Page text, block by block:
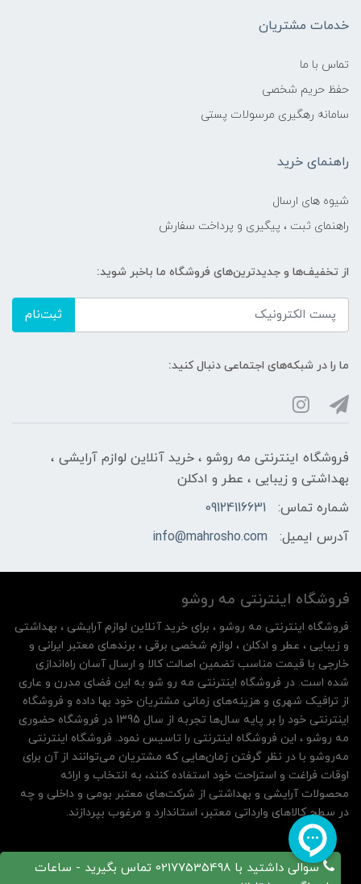
خدمات مشتریان
تماس با ما
حفظ حریم شخصی
سامانه رهگیری مرسولات پستی
راهنمای خرید
شیوه های ارسال
راهنمای ثبت ، پیگیری و پرداخت سفارش
از تخفیف‌ها و جدیدترین‌های فروشگاه ما باخبر شوید:
ثبت‌نام
ما را در شبکه‌های اجتماعی دنبال کنید:
فروشگاه اینترنتی مه‌ رو‌شو ، خرید آنلاین لوازم آرایشی ،
بهداشتی و زیبایی ، عطر و ادکلن
شماره تماس:
09124116631
آدرس ایمیل:
info@mahrosho.com
سوالی داشتید با 02177535498 تماس بگیرید - ساعات
فروشگاه اینترنتی مه‌ رو‌شو
فروشگاه اینترنتی مه‌ رو‌شو ، برای خرید آنلاین لوازم آرایشی ، بهداشتی
و زیبایی ، عطر و ادکلن ، لوازم شخصی برقی ، برندهای معتبر ایرانی و
خارجی با قیمت مناسب تضمین اصالت کالا و ارسال آسان راه‌اندازی
شده است. در فروشگاه اینترنتی مه رو شو به این فضای مدرن و عاری
از ترافیک شهری و هزینه‌های زمانی مشتریان خود بها داده و فروشگاه
اینترنتی خود را بر پایه سال‌ها تجربه از سال 1395 در فروشگاه حضوری
مه روشو ، این فروشگاه اینترنتی را تاسیس نمود. فروشگاه اینترنتی
مه‌رو‌شو با در نظر گرفتن زمان‌هایی که مشتریان می‌توانند از آن‌ برای
اوقات فراغت و استراحت خود استفاده کنند، به انتخاب و ارائه
محصولات آرایشی و بهداشتی از شرکت‌های معتبر بومی و داخلی و چه
در سطح کالاهای وارداتی معتبر، استاندارد و مرغوب بپردازند.